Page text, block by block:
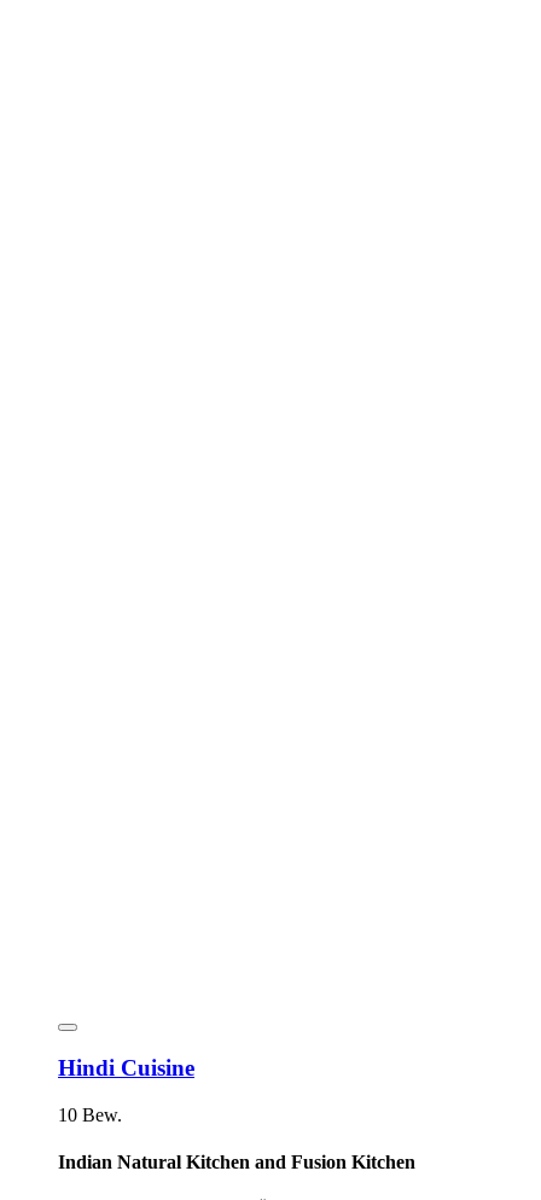
Hindi Cuisine
10 Bew.
Indian Natural Kitchen and Fusion Kitchen